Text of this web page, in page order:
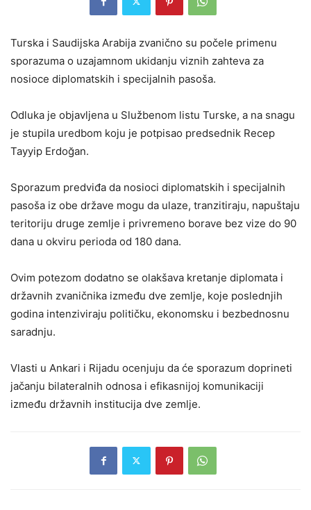
Turska i Saudijska Arabija zvanično su počele primenu
sporazuma o uzajamnom ukidanju viznih zahteva za
nosioce diplomatskih i specijalnih pasoša.
Odluka je objavljena u Službenom listu Turske, a na snagu
je stupila uredbom koju je potpisao predsednik Recep
Tayyip Erdoğan.
Sporazum predviđa da nosioci diplomatskih i specijalnih
pasoša iz obe države mogu da ulaze, tranzitiraju, napuštaju
teritoriju druge zemlje i privremeno borave bez vize do 90
dana u okviru perioda od 180 dana.
Ovim potezom dodatno se olakšava kretanje diplomata i
državnih zvaničnika između dve zemlje, koje poslednjih
godina intenziviraju političku, ekonomsku i bezbednosnu
saradnju.
Vlasti u Ankari i Rijadu ocenjuju da će sporazum doprineti
jačanju bilateralnih odnosa i efikasnijoj komunikaciji
između državnih institucija dve zemlje.